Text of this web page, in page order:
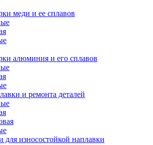
меди и ее сплавов
алюминия и его сплавов
и ремонта деталей
износостойкой наплавки